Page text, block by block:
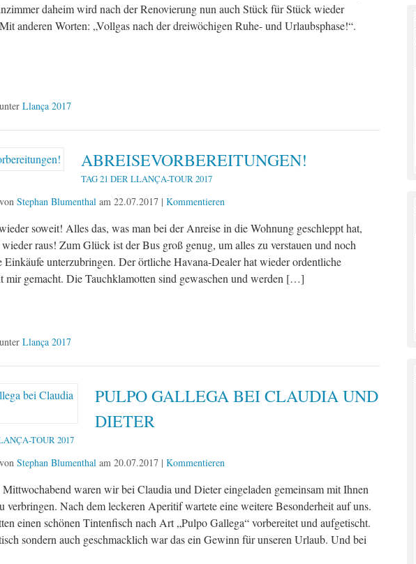
daheim wird nach der Renovierung nun auch Stück für Stück wieder
anderen Worten: „Vollgas nach der dreiwöchigen Ruhe- und Urlaubsphase!“.
Llança 2017
ABREISEVORBEREITUNGEN!
TAG 21 DER LLANÇA-TOUR 2017
Stephan Blumenthal am 22.07.2017| Kommentieren
soweit! Alles das, was man bei der Anreise in die Wohnung geschleppt hat,
raus! Zum Glück ist der Bus groß genug, um alles zu verstauen und noch
Einkäufe unterzubringen. Der örtliche Havana-Dealer hat wieder ordentliche
mir gemacht. Die Tauchklamotten sind gewaschen und werden […]
Llança 2017
PULPO GALLEGA BEI CLAUDIA UND
DIETER
TOUR 2017
Stephan Blumenthal am 20.07.2017| Kommentieren
waren wir bei Claudia und Dieter eingeladen gemeinsam mit Ihnen
verbringen. Nach dem leckeren Aperitif wartete eine weitere Besonderheit auf uns.
einen schönen Tintenfisch nach Art „Pulpo Gallega“ vorbereitet und aufgetischt.
sondern auch geschmacklich war das ein Gewinn für unseren Urlaub. Und bei